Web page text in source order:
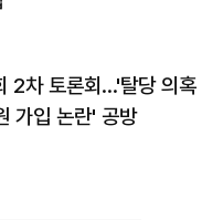
2차 토론회…'탈당 의혹
가입 논란' 공방